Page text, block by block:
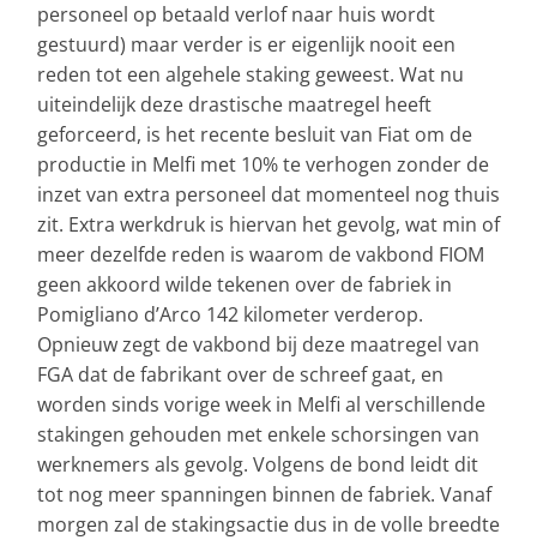
personeel op betaald verlof naar huis wordt
gestuurd) maar verder is er eigenlijk nooit een
reden tot een algehele staking geweest. Wat nu
uiteindelijk deze drastische maatregel heeft
geforceerd, is het recente besluit van Fiat om de
productie in Melfi met 10% te verhogen zonder de
inzet van extra personeel dat momenteel nog thuis
zit. Extra werkdruk is hiervan het gevolg, wat min of
meer dezelfde reden is waarom de vakbond FIOM
geen akkoord wilde tekenen over de fabriek in
Pomigliano d’Arco 142 kilometer verderop.
Opnieuw zegt de vakbond bij deze maatregel van
FGA dat de fabrikant over de schreef gaat, en
worden sinds vorige week in Melfi al verschillende
stakingen gehouden met enkele schorsingen van
werknemers als gevolg. Volgens de bond leidt dit
tot nog meer spanningen binnen de fabriek. Vanaf
morgen zal de stakingsactie dus in de volle breedte